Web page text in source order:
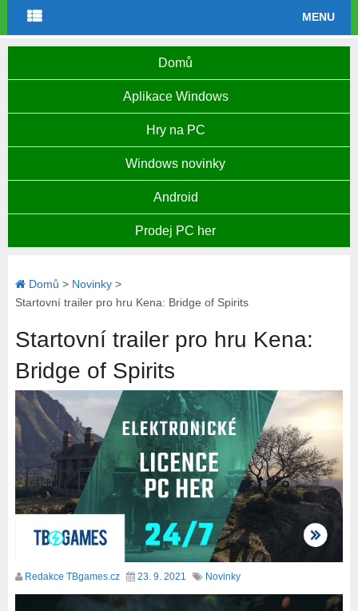
MENU
Domů
Aplikace Windows
Hry na PC
Windows novinky
Android
Prodej PC her
Domů > Novinky>
Startovní trailer pro hru Kena: Bridge of Spirits
Startovní trailer pro hru Kena:
Bridge of Spirits
Redakce TBgames.cz 23. 9. 2021 Novinky